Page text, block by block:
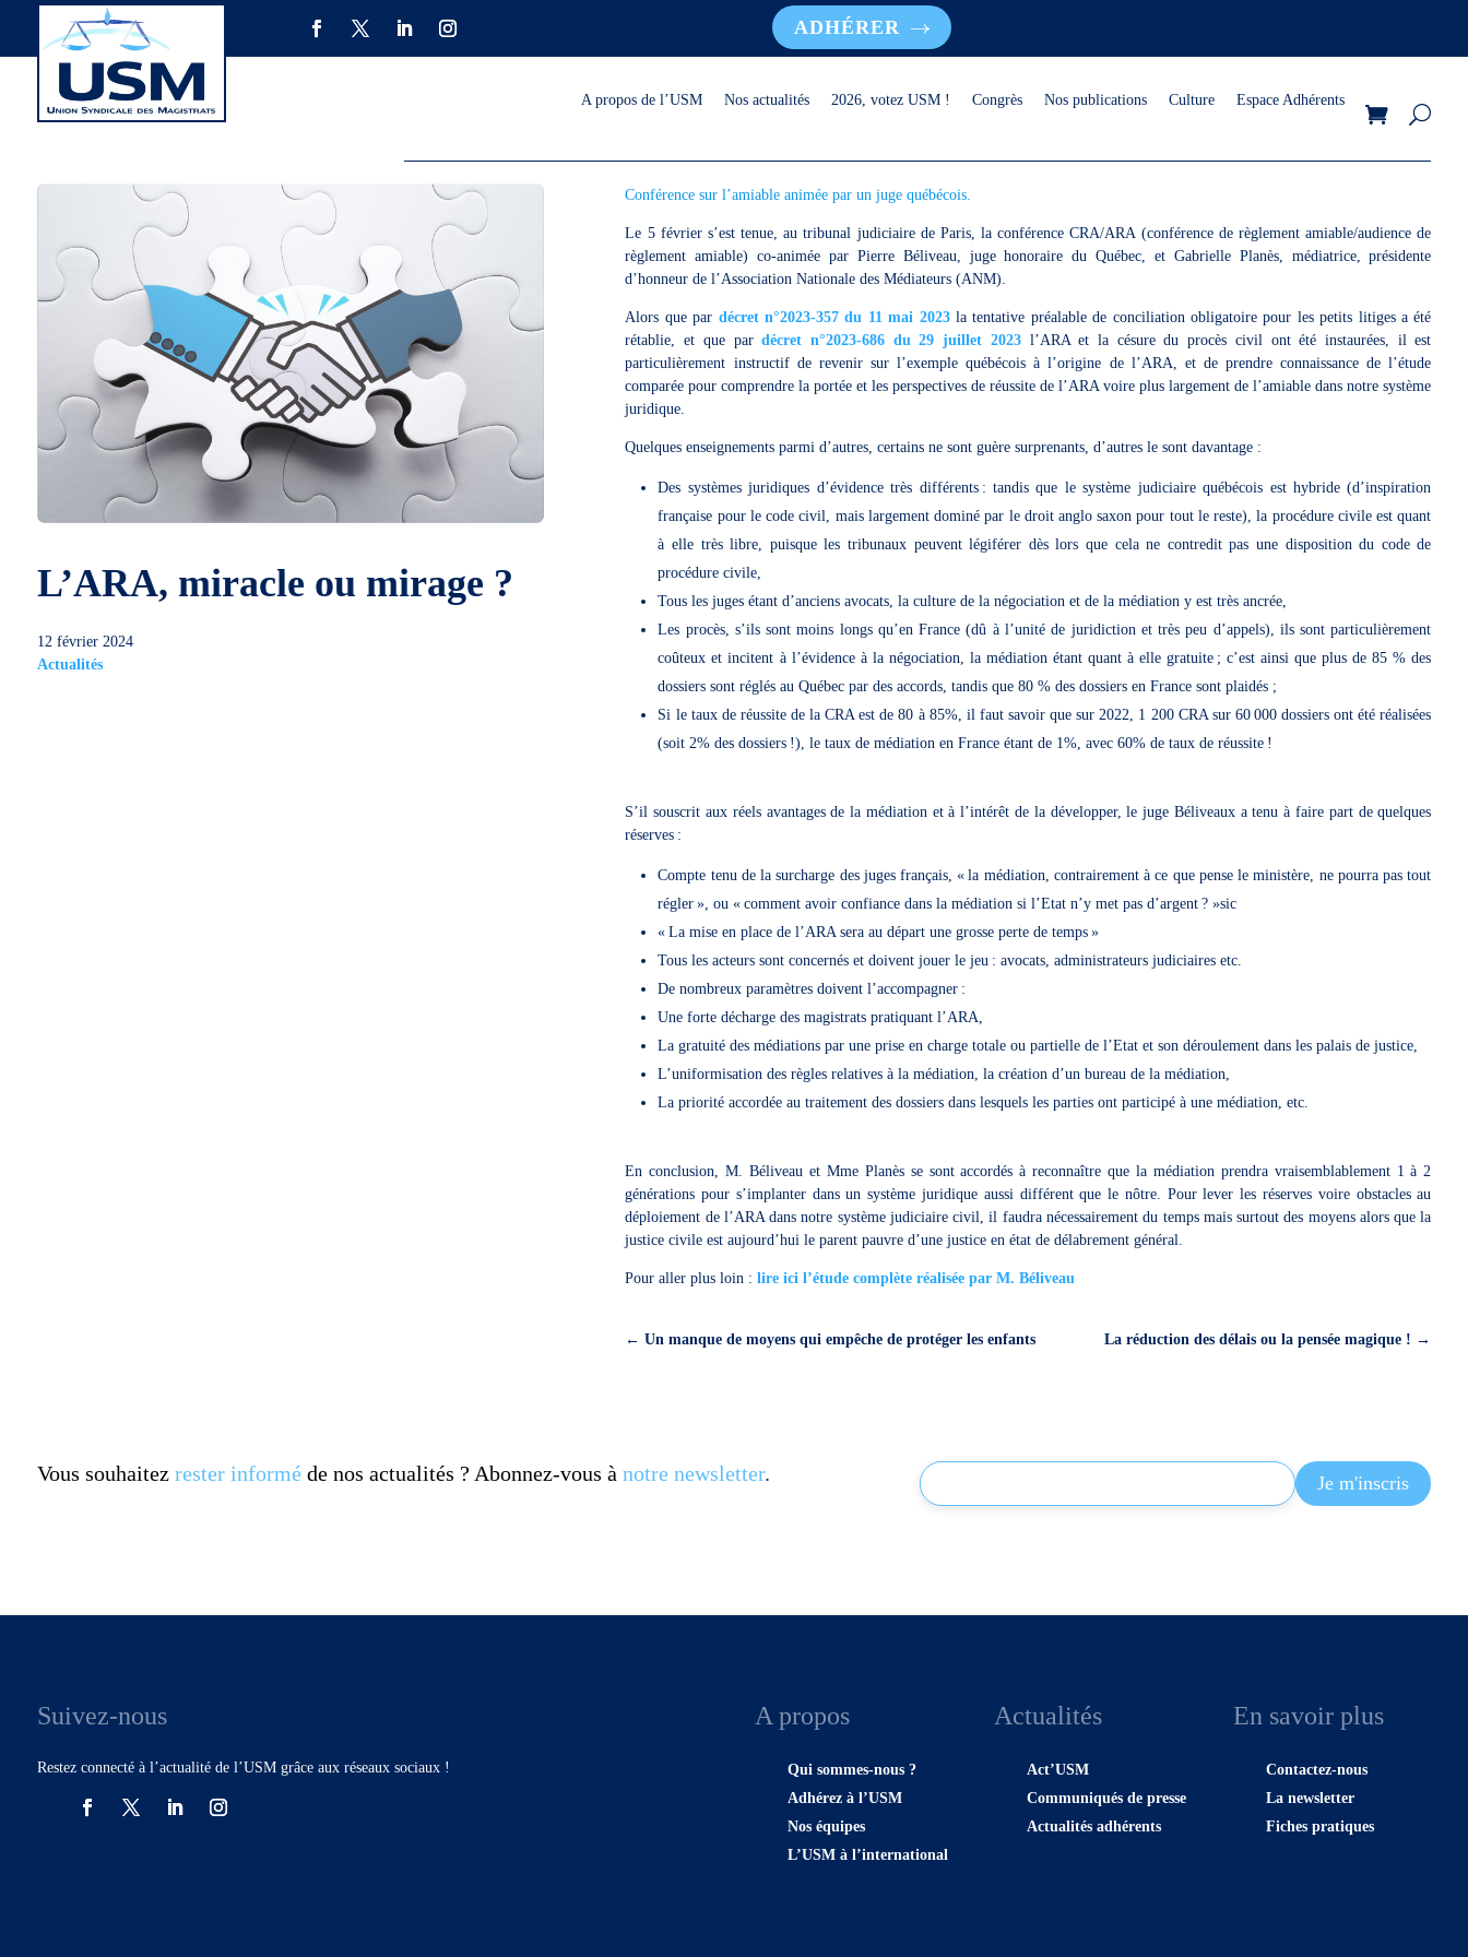
ADHÉRER
A propos de l’USM Nos actualités 2026, votez USM ! Congrès Nos publications Culture Espace Adhérents
L’ARA, miracle ou mirage ?
12 février 2024
Actualités
Conférence sur l’amiable animée par un juge québécois.
Le 5 février s’est tenue, au tribunal judiciaire de Paris, la conférence CRA/ARA (conférence de règlement amiable/audience de
règlement amiable) co-animée par Pierre Béliveau, juge honoraire du Québec, et Gabrielle Planès, médiatrice, présidente
d’honneur de l’Association Nationale des Médiateurs (ANM).
Alors que par décret n°2023-357 du 11 mai 2023la tentative préalable de conciliation obligatoire pour les petits litiges a été
rétablie, et que pardécret n°2023-686 du 29 juillet 2023l’ARA et la césure du procès civil ont été instaurées, il est
particulièrement instructif de revenir sur l’exemple québécois à l’origine de l’ARA, et de prendre connaissance de l’étude
comparée pour comprendre la portée et les perspectives de réussite de l’ARA voire plus largement de l’amiable dans notre système
juridique.
Quelques enseignements parmi d’autres, certains ne sont guère surprenants, d’autres le sont davantage :
Des systèmes juridiques d’évidence très différents : tandis que le système judiciaire québécois est hybride (d’inspiration
française pour le code civil, mais largement dominé par le droit anglo saxon pour tout le reste), la procédure civile est quant
à elle très libre, puisque les tribunaux peuvent légiférer dès lors que cela ne contredit pas une disposition du code de
procédure civile,
Tous les juges étant d’anciens avocats, la culture de la négociation et de la médiation y est très ancrée,
Les procès, s’ils sont moins longs qu’en France (dû à l’unité de juridiction et très peu d’appels), ils sont particulièrement
coûteux et incitent à l’évidence à la négociation, la médiation étant quant à elle gratuite ; c’est ainsi que plus de 85 % des
dossiers sont réglés au Québec par des accords, tandis que 80 % des dossiers en France sont plaidés ;
Si le taux de réussite de la CRA est de 80 à 85%, il faut savoir que sur 2022, 1 200 CRA sur 60 000 dossiers ont été réalisées
(soit 2% des dossiers !), le taux de médiation en France étant de 1%, avec 60% de taux de réussite !
S’il souscrit aux réels avantages de la médiation et à l’intérêt de la développer, le juge Béliveaux a tenu à faire part de quelques
réserves :
Compte tenu de la surcharge des juges français, « la médiation, contrairement à ce que pense le ministère, ne pourra pas tout
régler », ou « comment avoir confiance dans la médiation si l’Etat n’y met pas d’argent ? »sic
« La mise en place de l’ARA sera au départ une grosse perte de temps »
Tous les acteurs sont concernés et doivent jouer le jeu : avocats, administrateurs judiciaires etc.
De nombreux paramètres doivent l’accompagner :
Une forte décharge des magistrats pratiquant l’ARA,
La gratuité des médiations par une prise en charge totale ou partielle de l’Etat et son déroulement dans les palais de justice,
L’uniformisation des règles relatives à la médiation, la création d’un bureau de la médiation,
La priorité accordée au traitement des dossiers dans lesquels les parties ont participé à une médiation, etc.
En conclusion, M. Béliveau et Mme Planès se sont accordés à reconnaître que la médiation prendra vraisemblablement 1 à 2
générations pour s’implanter dans un système juridique aussi différent que le nôtre. Pour lever les réserves voire obstacles au
déploiement de l’ARA dans notre système judiciaire civil, il faudra nécessairement du temps mais surtout des moyens alors que la
justice civile est aujourd’hui le parent pauvre d’une justice en état de délabrement général.
Pour aller plus loin :lire ici l’étude complète réalisée par M. Béliveau
←Un manque de moyens qui empêche de protéger les enfants La réduction des délais ou la pensée magique ! →
Vous souhaitez rester informéde nos actualités ? Abonnez-vous à notre newsletter.
Suivez-nous
Restez connecté à l’actualité de l’USM grâce aux réseaux sociaux !
A propos
Qui sommes-nous ?
Adhérez à l’USM
Nos équipes
L’USM à l’international
Actualités
Act’USM
Communiqués de presse
Actualités adhérents
En savoir plus
Contactez-nous
La newsletter
Fiches pratiques